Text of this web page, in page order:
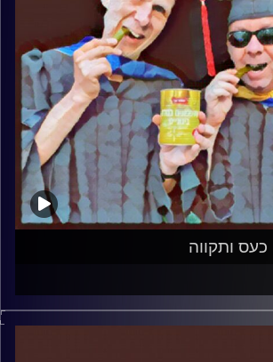
ותקווה
ספת הפסיכולוג, עם פרופסור בועז בן-
הירשברגר.